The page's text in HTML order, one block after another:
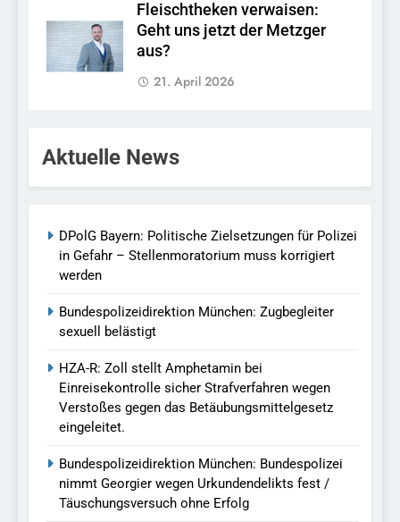
Fleischtheken verwaisen:
Geht uns jetzt der Metzger
aus?
21. April 2026
Aktuelle News
DPolG Bayern: Politische Zielsetzungen für Polizei
in Gefahr – Stellenmoratorium muss korrigiert
werden
Bundespolizeidirektion München: Zugbegleiter
sexuell belästigt
HZA-R: Zoll stellt Amphetamin bei
Einreisekontrolle sicher Strafverfahren wegen
Verstoßes gegen das Betäubungsmittelgesetz
eingeleitet.
Bundespolizeidirektion München: Bundespolizei
nimmt Georgier wegen Urkundendelikts fest /
Täuschungsversuch ohne Erfolg